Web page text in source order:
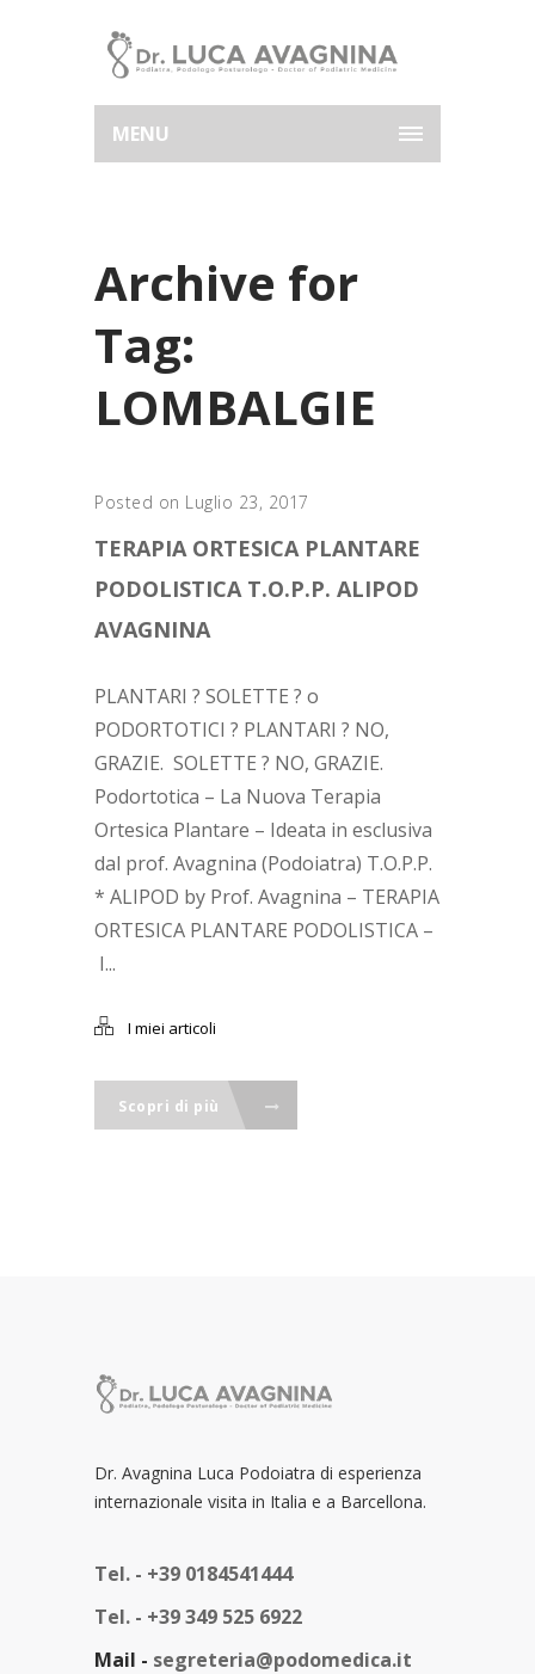
MENU
Archive for
Tag:
LOMBALGIE
Posted on Luglio 23, 2017
TERAPIA ORTESICA PLANTARE
PODOLISTICA T.O.P.P. ALIPOD
AVAGNINA
PLANTARI ? SOLETTE ? o
PODORTOTICI ? PLANTARI ? NO,
GRAZIE. SOLETTE ? NO, GRAZIE.
Podortotica – La Nuova Terapia
Ortesica Plantare – Ideata in esclusiva
dal prof. Avagnina (Podoiatra) T.O.P.P.
* ALIPOD by Prof. Avagnina – TERAPIA
ORTESICA PLANTARE PODOLISTICA –
I...
I miei articoli
Scopri di più
Dr. Avagnina Luca Podoiatra di esperienza
internazionale visita in Italia e a Barcellona.
Tel. - +39 0184541444
Tel. - +39 349 525 6922
Mail - segreteria@podomedica.it